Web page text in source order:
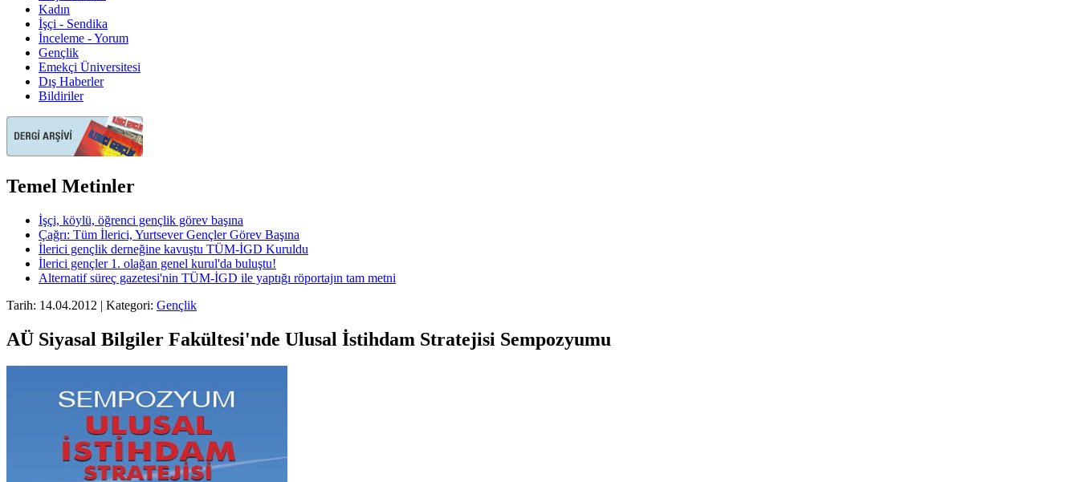
Kadın
İşçi - Sendika
İnceleme - Yorum
Gençlik
Emekçi Üniversitesi
Dış Haberler
Bildiriler
Temel Metinler
İşçi, köylü, öğrenci gençlik görev başına
Çağrı: Tüm İlerici, Yurtsever Gençler Görev Başına
İlerici gençlik derneğine kavuştu TÜM-İGD Kuruldu
İlerici gençler 1. olağan genel kurul'da buluştu!
Alternatif süreç gazetesi'nin TÜM-İGD ile yaptığı röportajın tam metni
Tarih: 14.04.2012 | Kategori: Gençlik
AÜ Siyasal Bilgiler Fakültesi'nde Ulusal İstihdam Stratejisi Sempozyumu